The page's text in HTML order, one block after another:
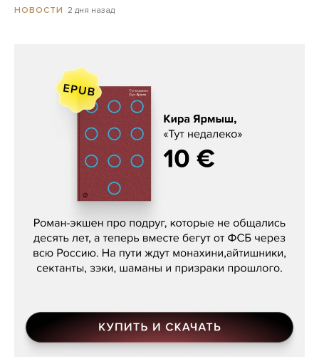
НОВОСТИ 2 дня назад
Кира Ярмыш, «Тут недалеко»